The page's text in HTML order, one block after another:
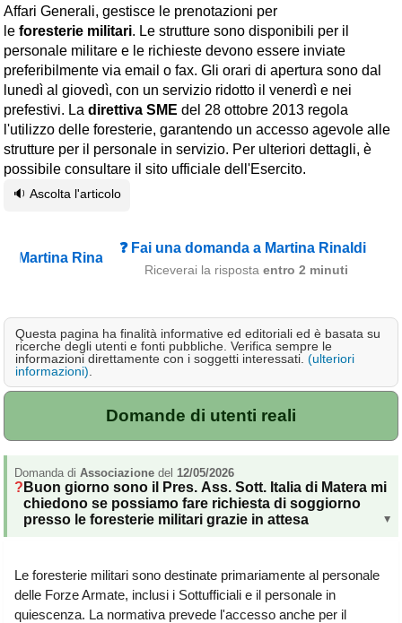
Affari Generali, gestisce le prenotazioni per
le foresterie militari. Le strutture sono disponibili per il
personale militare e le richieste devono essere inviate
preferibilmente via email o fax. Gli orari di apertura sono dal
lunedì al giovedì, con un servizio ridotto il venerdì e nei
prefestivi. La direttiva SME del 28 ottobre 2013 regola
l'utilizzo delle foresterie, garantendo un accesso agevole alle
strutture per il personale in servizio. Per ulteriori dettagli, è
possibile consultare il sito ufficiale dell'Esercito.
🔉 Ascolta l'articolo
❓ Fai una domanda a Martina Rinaldi
Riceverai la risposta entro 2 minuti
Questa pagina ha finalità informative ed editoriali ed è basata su
ricerche degli utenti e fonti pubbliche. Verifica sempre le
informazioni direttamente con i soggetti interessati. (ulteriori
informazioni)
Domande di utenti reali
Domanda di Associazione del 12/05/2026
Buon giorno sono il Pres. Ass. Sott. Italia di Matera mi
chiedono se possiamo fare richiesta di soggiorno
presso le foresterie militari grazie in attesa
▸
Le foresterie militari sono destinate primariamente al personale
delle Forze Armate, inclusi i Sottufficiali e il personale in
quiescenza. La normativa prevede l'accesso anche per il
Ambienti
≋ Mare
🗻 Montagna
Laghi
Isole
Campagna
Altro
Abruzzo(214)
Basilicata(64)
Friuli - Venezia Giulia
(39)
Liguria(189)